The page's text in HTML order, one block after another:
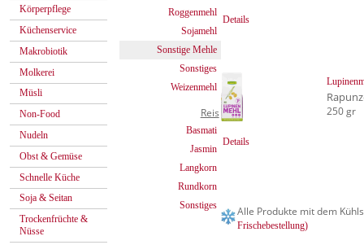
Körperpflege
Küchenservice
Makrobiotik
Molkerei
Müsli
Non-Food
Nudeln
Obst & Gemüse
Schnelle Küche
Soja & Seitan
Trockenfrüchte &
Nüsse
Roggenmehl
Sojamehl
Sonstige Mehle
Sonstiges
Weizenmehl
Reis
Basmati
Jasmin
Langkorn
Rundkorn
Sonstiges
Details
Details
250 gr
Alle Produkte mit dem
Frischebestellung)